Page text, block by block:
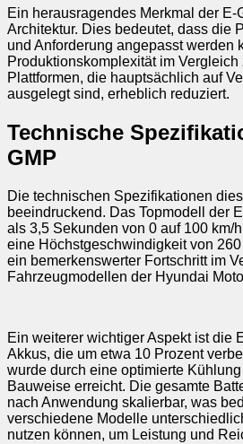
Ein herausragendes Merkmal der
Architektur. Dies bedeutet, dass die
und Anforderung angepasst werden
Produktionskomplexität im
Plattformen, die hauptsächlich auf
ausgelegt sind, erheblich reduziert.
Technische
GMP
Die technischen Spezifikationen
beeindruckend. Das Topmodell der
als 3,5 Sekunden von 0 auf 100 km/
eine Höchstgeschwindigkeit von
ein bemerkenswerter Fortschritt im
Fahrzeugmodellen der Hyundai
Ein weiterer wichtiger Aspekt ist die
Akkus, die um etwa 10 Prozent
wurde durch eine optimierte
Bauweise erreicht. Die gesamte
nach Anwendung skalierbar, was
verschiedene Modelle
nutzen können, um Leistung und